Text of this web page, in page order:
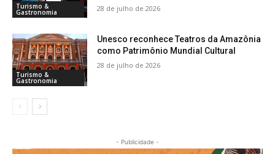
Turismo &
Gastronomia 28 de julho de 2026
Turismo &
Gastronomia
Unesco reconhece Teatros da Amazônia
como Patrimônio Mundial Cultural
28 de julho de 2026
- Publicidade -